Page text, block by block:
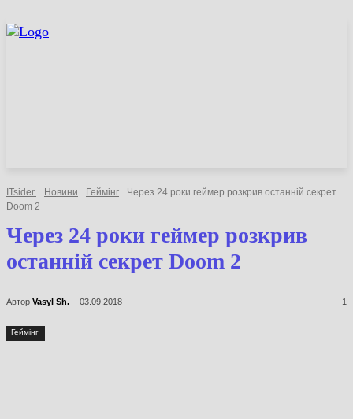
ITsider. Новини Геймінг Через 24 роки геймер розкрив останній
секрет Doom 2
Через 24 роки геймер розкрив
останній секрет Doom 2
Автор Vasyl Sh. 03.09.2018 1
Геймінг